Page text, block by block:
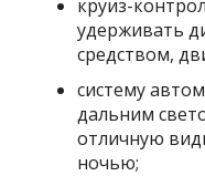
круиз-
удерживать
средством,
систему
дальним
отличную
ночью;